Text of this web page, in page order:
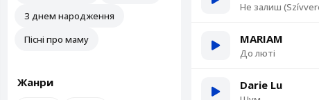
З днем народження
Пісні про маму
Жанри
Не залиш
MARIAM
До люті
Darie Lu